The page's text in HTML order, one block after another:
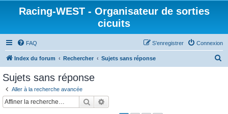
Racing-WEST - Organisateur de sorties
cicuits
FAQ Connexion
S’enregistrer
Index du forum Rechercher Sujets sans réponse
Sujets sans réponse
Aller à la recherche avancée
Rechercher